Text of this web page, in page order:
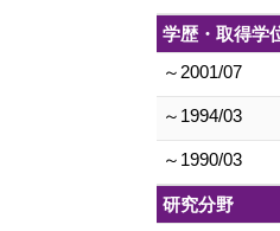
学歴・取得学
～2001/07
～1994/03
～1990/03
研究分野